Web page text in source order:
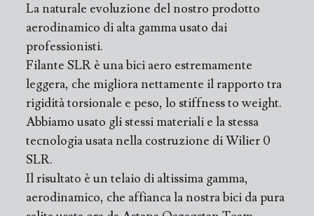
La naturale evoluzione del nostro prodotto
aerodinamico di alta gamma usato dai
professionisti.
Filante SLR è una bici aero estremamente
leggera, che migliora nettamente il rapporto tra
rigidità torsionale e peso, lo stiffness to weight.
Abbiamo usato gli stessi materiali e la stessa
tecnologia usata nella costruzione di Wilier 0
SLR.
Il risultato è un telaio di altissima gamma,
aerodinamico, che affianca la nostra bici da pura